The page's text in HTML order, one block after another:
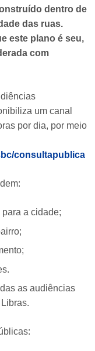
dentro de
das ruas.
este plano é seu,
com
um canal
por dia, por meio
consultapublica
a cidade;
as audiências